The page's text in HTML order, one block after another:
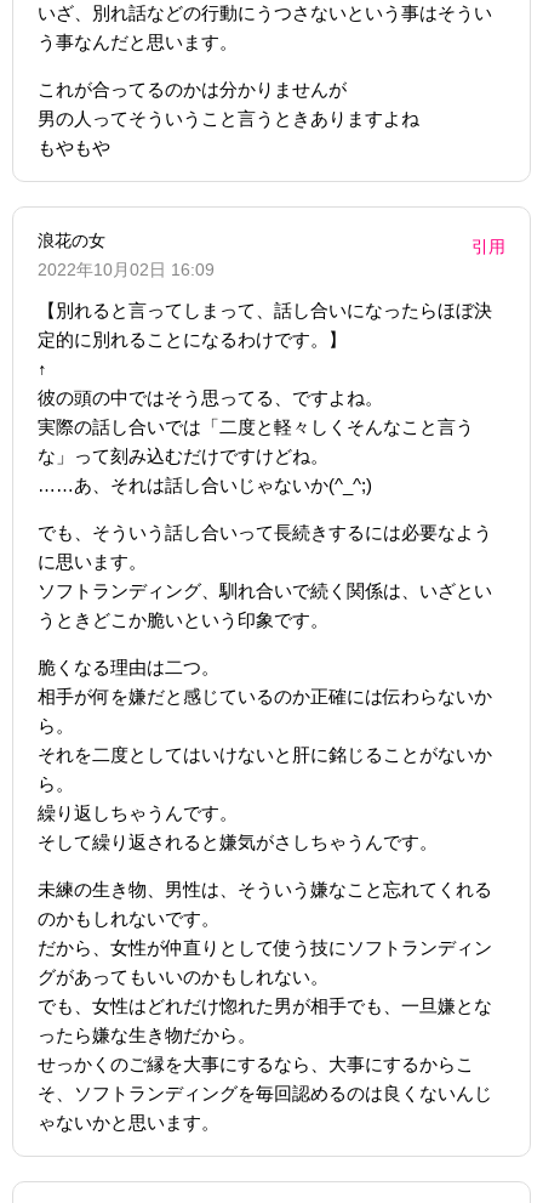
いざ、別れ話などの行動にうつさないという事はそうい
う事なんだと思います。
これが合ってるのかは分かりませんが
男の人ってそういうこと言うときありますよね
もやもや
浪花の女
2022年10月02日 16:09
引用
【別れると言ってしまって、話し合いになったらほぼ決
定的に別れることになるわけです。】
↑
彼の頭の中ではそう思ってる、ですよね。
実際の話し合いでは「二度と軽々しくそんなこと言う
な」って刻み込むだけですけどね。
……あ、それは話し合いじゃないか(^_^;)
でも、そういう話し合いって長続きするには必要なよう
に思います。
ソフトランディング、馴れ合いで続く関係は、いざとい
うときどこか脆いという印象です。
脆くなる理由は二つ。
相手が何を嫌だと感じているのか正確には伝わらないか
ら。
それを二度としてはいけないと肝に銘じることがないか
ら。
繰り返しちゃうんです。
そして繰り返されると嫌気がさしちゃうんです。
未練の生き物、男性は、そういう嫌なこと忘れてくれる
のかもしれないです。
だから、女性が仲直りとして使う技にソフトランディン
グがあってもいいのかもしれない。
でも、女性はどれだけ惚れた男が相手でも、一旦嫌とな
ったら嫌な生き物だから。
せっかくのご縁を大事にするなら、大事にするからこ
そ、ソフトランディングを毎回認めるのは良くないんじ
ゃないかと思います。